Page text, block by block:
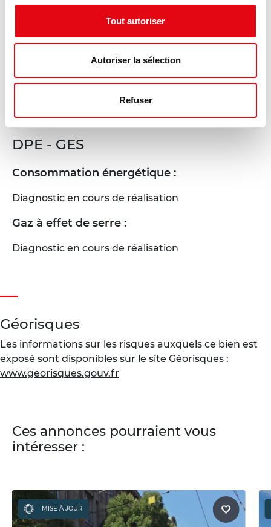
Tout autoriser
Autoriser la sélection
Refuser
DPE - GES
Consommation énergétique :
Diagnostic en cours de réalisation
Gaz à effet de serre :
Diagnostic en cours de réalisation
Géorisques
Les informations sur les risques auxquels ce bien est
exposé sont disponibles sur le site Géorisques :
www.georisques.gouv.fr
Ces annonces pourraient vous
intéresser :
MISE À JOUR